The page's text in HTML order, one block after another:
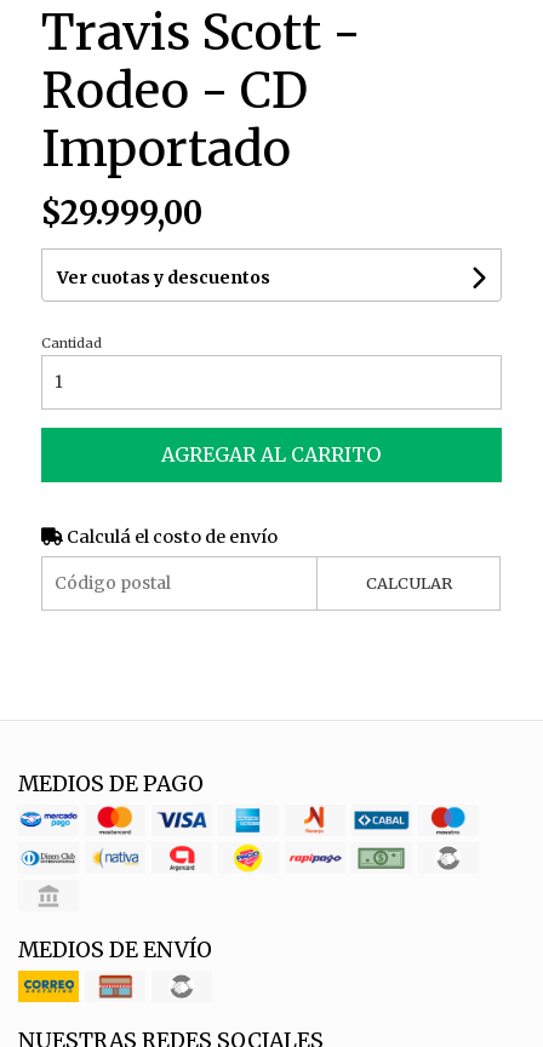
Travis Scott -
Rodeo - CD
Importado
$29.999,00
Ver cuotas y descuentos
Cantidad
AGREGAR AL CARRITO
Calculá el costo de envío
CALCULAR
MEDIOS DE PAGO
MEDIOS DE ENVÍO
NUESTRAS REDES SOCIALES